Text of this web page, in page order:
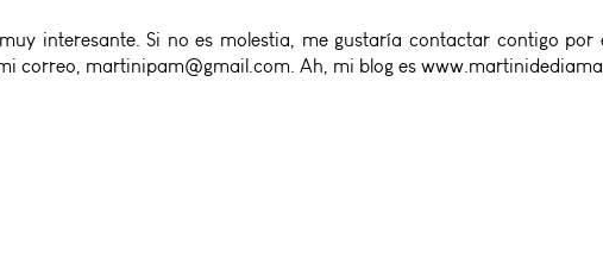
interesante. Si no es molestia, me gustaría contactar contigo
correo, martinipam@gmail.com. Ah, mi blog es